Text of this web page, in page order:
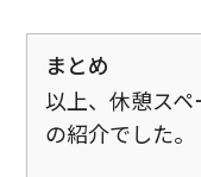
まとめ
以上、休憩ス
の紹介でした。